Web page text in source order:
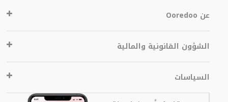
عن Ooredoo
الشؤون القانونية والمالية
السياسات